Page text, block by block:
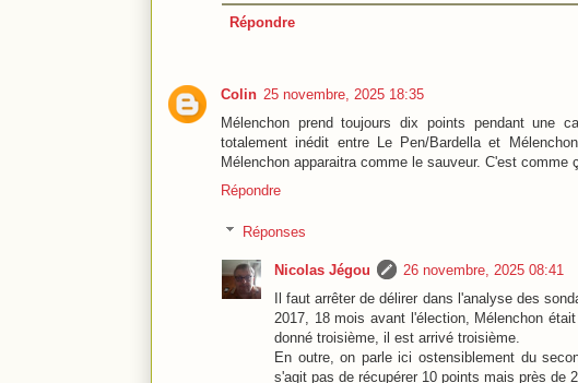
Répondre
Colin 25 novembre, 2025 18:35
Mélenchon prend toujours dix points pendant une
totalement inédit entre Le Pen/Bardella et
Mélenchon apparaitra comme le sauveur. C'est comme
Répondre
Réponses
Nicolas Jégou
26 novembre, 2025 08:41
Il faut arrêter de délirer dans l'analyse des
2017, 18 mois avant l'élection, Mélenchon
donné troisième, il est arrivé troisième.
En outre, on parle ici ostensiblement du
s'agit pas de récupérer 10 points mais près de